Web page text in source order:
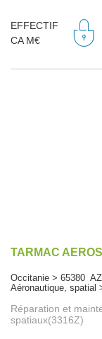
EFFECTIF
CA M€
TARMAC
Occitanie > 65380
Aéronautique, spatial
Réparation et
spatiaux(3316Z)